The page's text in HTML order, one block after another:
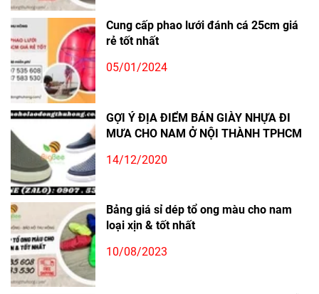
Cung cấp phao lưới đánh cá 25cm giá
rẻ tốt nhất
05/01/2024
GỢI Ý ĐỊA ĐIỂM BÁN GIÀY NHỰA ĐI
MƯA CHO NAM Ở NỘI THÀNH TPHCM
14/12/2020
Bảng giá sỉ dép tổ ong màu cho nam
loại xịn & tốt nhất
10/08/2023